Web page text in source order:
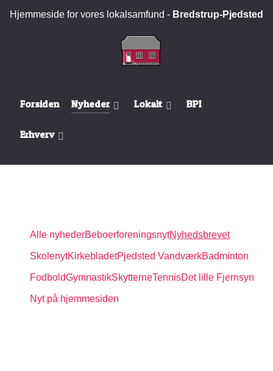
Hjemmeside for vores lokalsamfund - Bredstrup-Pjedsted
Forsiden Nyheder Lokalt BPI
Erhverv
Alle nyhederBeboerforeningsnytNyhedsbrevet
SkolenytKirkebladetPjedsted VandværkBadminton
FodboldGymnastikSkytterneTennisDet lille Fjernsyn
Nyt på hjemmesiden